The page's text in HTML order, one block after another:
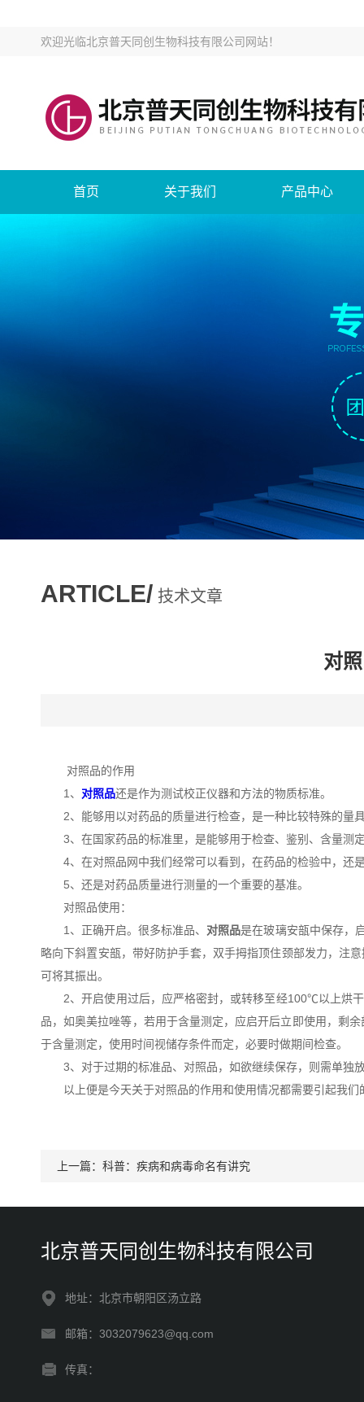
欢迎光临北京普天同创生物科技有限公司网站！
首页 关于我们 产品中心
ARTICLE/ 技术文章
对
对照品的作用
1、 对照品还是作为测试校正仪器和方法的物质标准。
2、能够用以对药品的质量进行检查，是一种比较特殊的量
3、在国家药品的标准里，是能够用于检查、鉴别、含量测
4、在对照品网中我们经常可以看到，在药品的检验中，还
5、还是对药品质量进行测量的一个重要的基准。
对照品使用：
1、正确开启。很多标准品、 对照品是在玻璃安瓿中保存，
略向下斜置安瓿，带好防护手套，双手拇指顶住颈部发力，注
可将其振出。
2、开启使用过后，应严格密封，或转移至经100℃以上烘干
品，如奥美拉唑等，若用于含量测定，应启开后立即使用，剩
于含量测定，使用时间视储存条件而定，必要时做期间检查。
3、对于过期的标准品、对照品，如欲继续保存，则需单独
以上便是今天关于对照品的作用和使用情况都需要引起我们
上一篇： 科普：疾病和病毒命名有讲究
北京普天同创生物科技有限公司
地址：北京市朝阳区汤立路
邮箱：3032079623@qq.com
传真：